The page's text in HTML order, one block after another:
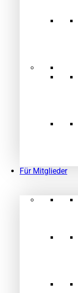
Für Mitglieder